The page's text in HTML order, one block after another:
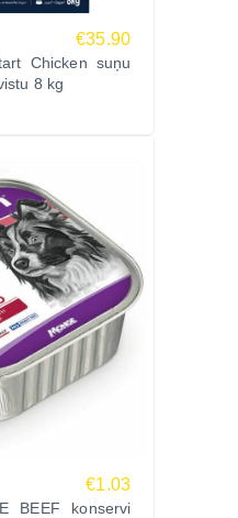
€35.90
Chicken suņu
8 kg
€1.03
BEEF konservi